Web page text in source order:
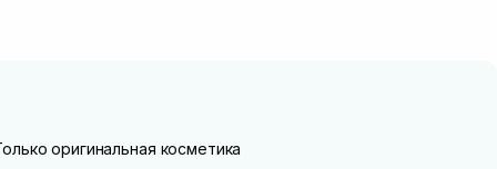
оригинальная косметика